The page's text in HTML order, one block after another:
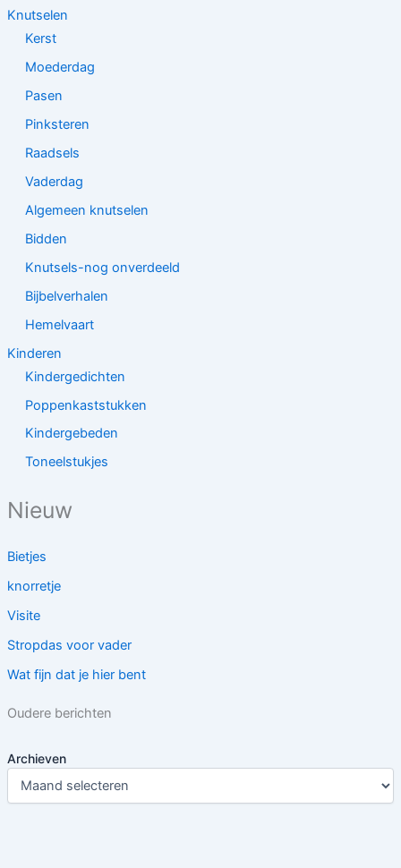
Knutselen
Kerst
Moederdag
Pasen
Pinksteren
Raadsels
Vaderdag
Algemeen knutselen
Bidden
Knutsels-nog onverdeeld
Bijbelverhalen
Hemelvaart
Kinderen
Kindergedichten
Poppenkaststukken
Kindergebeden
Toneelstukjes
Nieuw
Bietjes
knorretje
Visite
Stropdas voor vader
Wat fijn dat je hier bent
Oudere berichten
Archieven